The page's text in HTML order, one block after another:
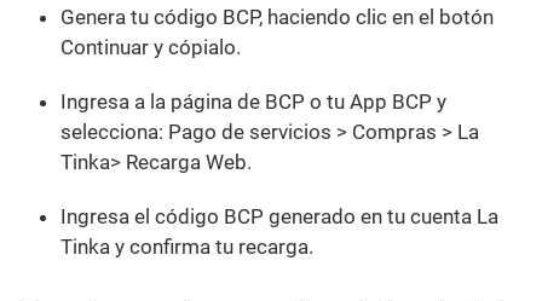
Genera tu código BCP, haciendo clic en el botón
Continuar y cópialo.
Ingresa a la página de BCP o tu App BCP y
selecciona: Pago de servicios > Compras > La
Tinka> Recarga Web.
Ingresa el código BCP generado en tu cuenta La
Tinka y confirma tu recarga.